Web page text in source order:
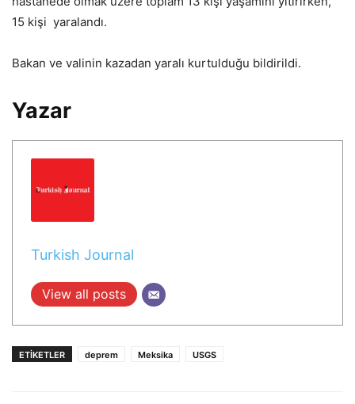
15 kişi yaralandı.
Bakan ve valinin kazadan yaralı kurtulduğu bildirildi.
Yazar
Turkish Journal
View all posts
ETIKETLER deprem Meksika USGS